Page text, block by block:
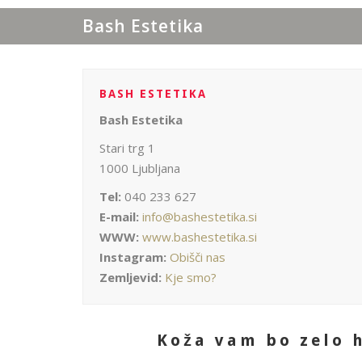
Bash Estetika
BASH ESTETIKA
Bash Estetika
Stari trg 1
1000 Ljubljana
Tel: 040 233 627
E-mail: info@bashestetika.si
WWW: www.bashestetika.si
Instagram: Obišči nas
Zemljevid: Kje smo?
Koža vam bo zelo